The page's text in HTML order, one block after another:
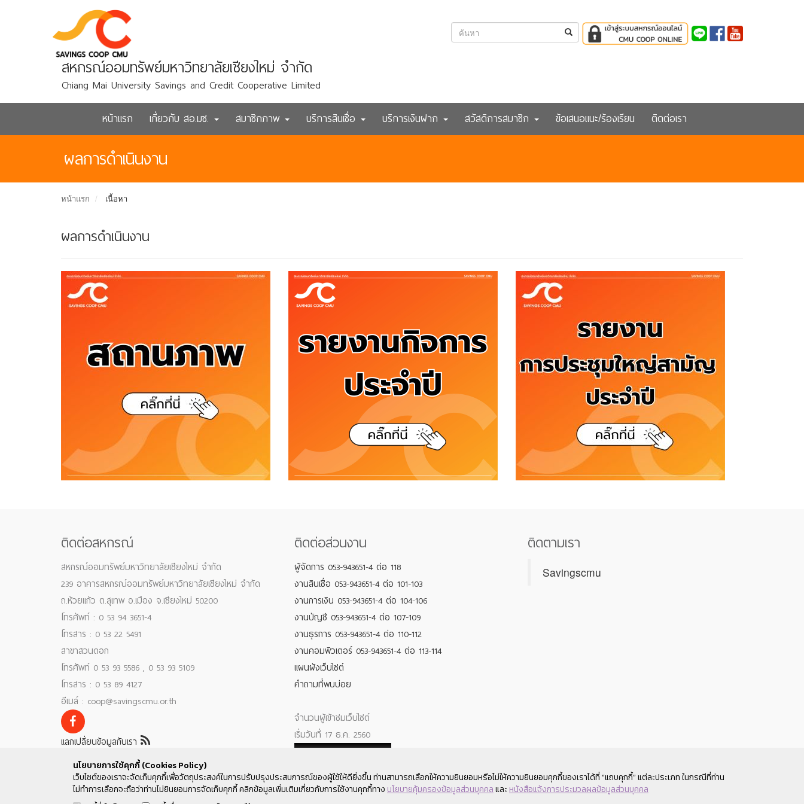
สหกรณ์ออมทรัพย์มหาวิทยาลัยเชียงใหม่ จำกัด
Chiang Mai University Savings and Credit Cooperative Limited
หน้าแรก
เกี่ยวกับ สอ.มช. สมาชิกภาพ บริการสินเชื่อ บริการเงินฝาก สวัสดิการสมาชิก ข้อเสนอแนะ/ร้องเรียน ติดต่อเรา
ผลการดำเนินงาน
หน้าแรก เนื้อหา
ผลการดำเนินงาน
ติดต่อสหกรณ์
สหกรณ์ออมทรัพย์มหาวิทยาลัยเชียงใหม่ จำกัด
239 อาคารสหกรณ์ออมทรัพย์มหาวิทยาลัยเชียงใหม่ จำกัด
ถ.ห้วยแก้ว ต.สุเทพ อ.เมือง จ.เชียงใหม่ 50200
โทรศัพท์ : 0 53 94 3651-4
โทรสาร : 0 53 22 5491
สาขาสวนดอก
โทรศัพท์ 0 53 93 5586 , 0 53 93 5109
โทรสาร : 0 53 89 4127
อีเมล์ : coop@savingscmu.or.th
แลกเปลี่ยนข้อมูลกับเรา
ติดต่อส่วนงาน
ผู้จัดการ 053-943651-4 ต่อ 118
งานสินเชื่อ 053-943651-4 ต่อ 101-103
งานการเงิน 053-943651-4 ต่อ 104-106
งานบัญชี 053-943651-4 ต่อ 107-109
งานธุรการ 053-943651-4 ต่อ 110-112
งานคอมพิวเตอร์ 053-943651-4 ต่อ 113-114
แผนผังเว็บไซต์
คำถามที่พบบ่อย
จำนวนผู้เข้าชมเว็บไซต์
เริ่มวันที่ 17 ธ.ค. 2560
1 9 8 7 2 8 1
Your IP : 216.73.216.231
ติดตามเรา
Savingscmu
นโยบายการใช้คุกกี้ (Cookies Policy)
เว็บไซต์ของเราจะจัดเก็บคุกกี้เพื่อวัตถุประสงค์ในการปรับปรุงประสบการณ์ของผู้ใช้ให้ดียิ่งขึ้น ท่านสามารถเลือกให้ความยินยอมหรือไม่ให้ความยินยอมคุกกี้ของเราได้ที่ “แถบคุกกี้” แต่ละประเภท ในกรณีที่ท่าน
ไม่ทำการเลือกจะถือว่าท่านไม่ยินยอมการจัดเก็บคุกกี้ คลิกข้อมูลเพิ่มเติมเกี่ยวกับการใช้งานคุกกี้ทาง นโยบายคุ้มครองข้อมูลส่วนบุคคลและหนังสือแจ้งการประมวลผลข้อมูลส่วนบุคคล